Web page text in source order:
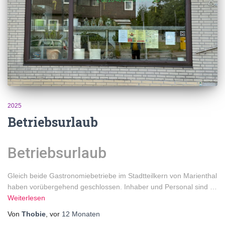
2025
Betriebsurlaub
Betriebsurlaub
Gleich beide Gastronomiebetriebe im Stadtteilkern von Marienthal
haben vorübergehend geschlossen. Inhaber und Personal sind …
Weiterlesen
Von Thobie , vor 12 Monaten